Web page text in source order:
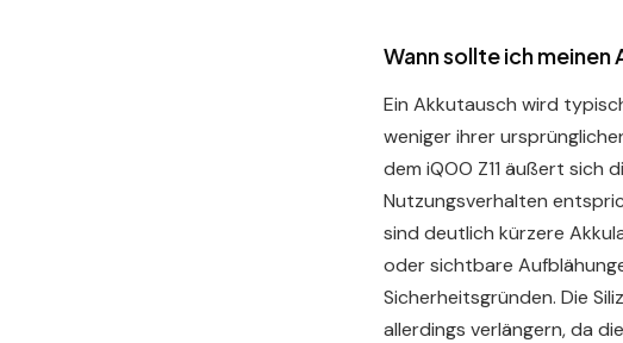
Wann sollte ich meinen
Ein Akkutausch wird
weniger ihrer
dem iQOO Z11 äußert
Nutzungsverhalten
sind deutlich kürzere
oder sichtbare
Sicherheitsgründen. Die
allerdings verlängern, da